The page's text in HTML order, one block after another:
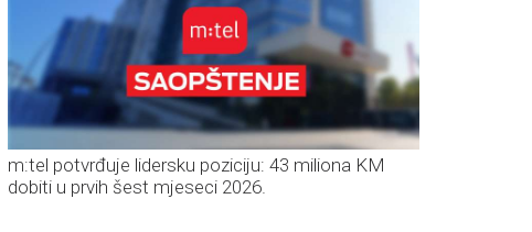
m:tel potvrđuje lidersku poziciju: 43 miliona KM
dobiti u prvih šest mjeseci 2026.